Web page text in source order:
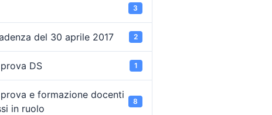
3
del 30 aprile 2017 2
DS 1
e formazione docenti
in ruolo
8